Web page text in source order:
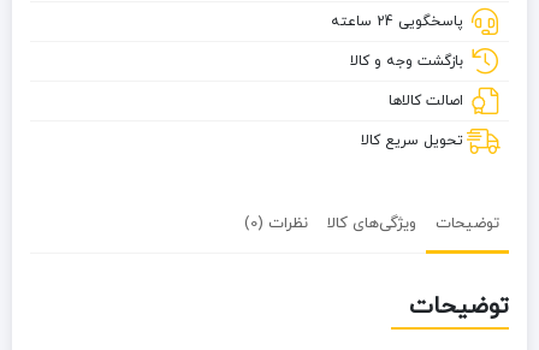
پاسخگویی 24 ساعته
بازگشت وجه و کالا
اصالت کالاها
تحویل سریع کالا
توضیحات ویژگی‌های کالا نظرات (0)
توضیحات